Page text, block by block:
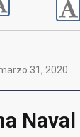
31, 2020